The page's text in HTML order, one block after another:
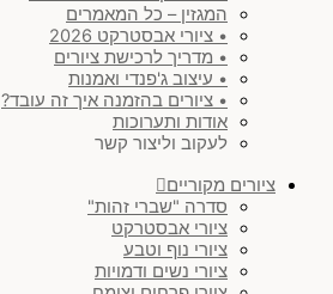
המגזין – כל המאמרים
• ציורי אבסטרקט 2026
• מדריך לרכישת ציורים
• עיצוב ג'פנדי ואמנות
• ציורים בהזמנה איך זה עובד?
אודות ותערוכות
לעקוב וליצור קשר
ציורים מקוריים
סדרה "שברי זהות"
ציורי אבסטרקט
ציורי נוף וטבע
ציורי נשים ודמויות